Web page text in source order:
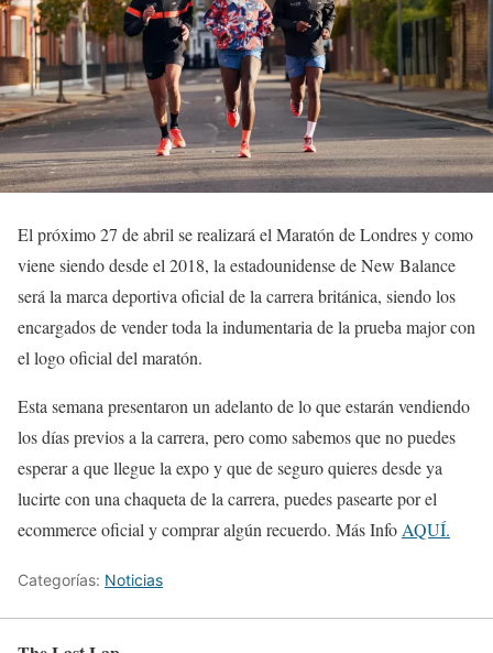
El próximo 27 de abril se realizará el Maratón de Londres y como
viene siendo desde el 2018, la estadounidense de New Balance
será la marca deportiva oficial de la carrera británica, siendo los
encargados de vender toda la indumentaria de la prueba major con
el logo oficial del maratón.
Esta semana presentaron un adelanto de lo que estarán vendiendo
los días previos a la carrera, pero como sabemos que no puedes
esperar a que llegue la expo y que de seguro quieres desde ya
lucirte con una chaqueta de la carrera, puedes pasearte por el
ecommerce oficial y comprar algún recuerdo. Más Info AQUÍ.
Categorías: Noticias